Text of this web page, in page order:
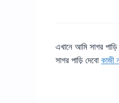
এখানে আমি সাগর
সাগর পাড়ি দেবো কাজী